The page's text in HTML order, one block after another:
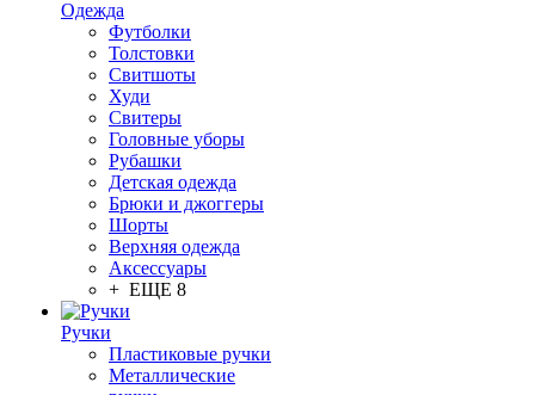
Одежда
Футболки
Толстовки
Свитшоты
Худи
Свитеры
Головные уборы
Рубашки
Детская одежда
Брюки и джоггеры
Шорты
Верхняя одежда
Аксессуары
+ ЕЩЕ 8
Ручки
Пластиковые ручки
Металлические